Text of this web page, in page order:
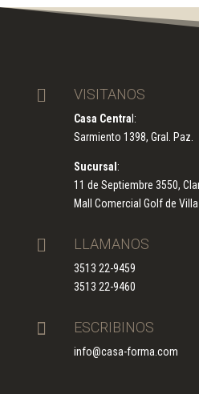
 VISITANOS
Casa Centra l:
Sarmiento 1398, Gral. Paz.
Sucursal :
11 de Septiembre 3550,
Mall Comercial Golf de
 LLAMANOS
3513 22-9459
3513 22-9460
 ESCRIBINOS
info@casa-forma.com